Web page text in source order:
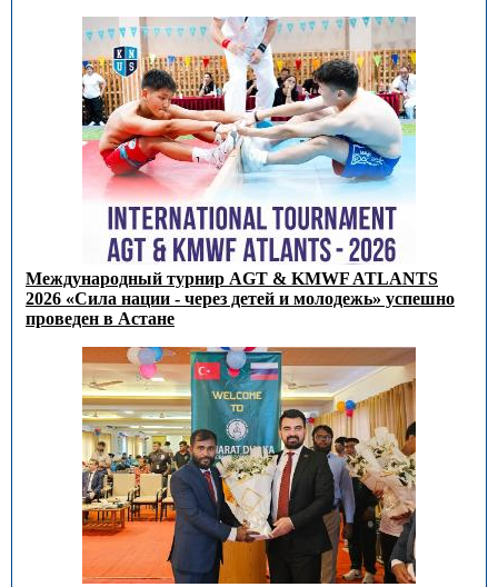
Международный турнир AGT & KMWF ATLANTS
2026 «Сила нации - через детей и молодежь» успешно
проведен в Астане